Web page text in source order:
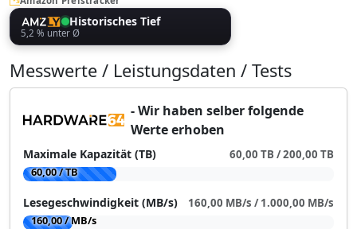
Historisches Tief
5,2 % unter Ø
Messwerte / Leistungsdaten / Tests
- Wir haben selber folgende
Werte erhoben
Maximale Kapazität (TB)
60,00 TB / 200,00 TB
60,00 / TB
Lesegeschwindigkeit (MB/s)
160,00 MB/s / 1.000,00 MB/s
160,00 / MB/s